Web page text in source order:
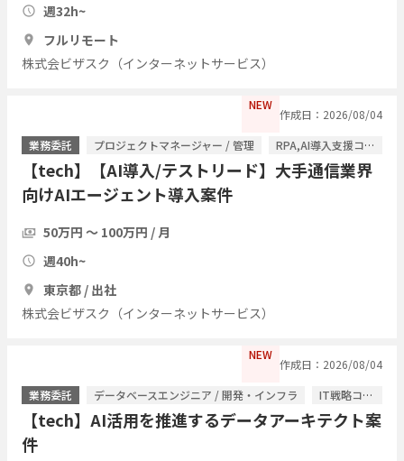
週32h~
フルリモート
株式会ビザスク（インターネットサービス）
NEW
作成日：2026/08/04
業務委託
プロジェクトマネージャー / 管理 RPA,AI導入支援コンサル / ITコンサルタント
【tech】【AI導入/テストリード】大手通信業界
向けAIエージェント導入案件
50万円 〜 100万円 / 月
週40h~
東京都 / 出社
株式会ビザスク（インターネットサービス）
NEW
作成日：2026/08/04
業務委託
データベースエンジニア / 開発・インフラ IT戦略コンサル / ITコンサルタント
【tech】AI活用を推進するデータアーキテクト案
件